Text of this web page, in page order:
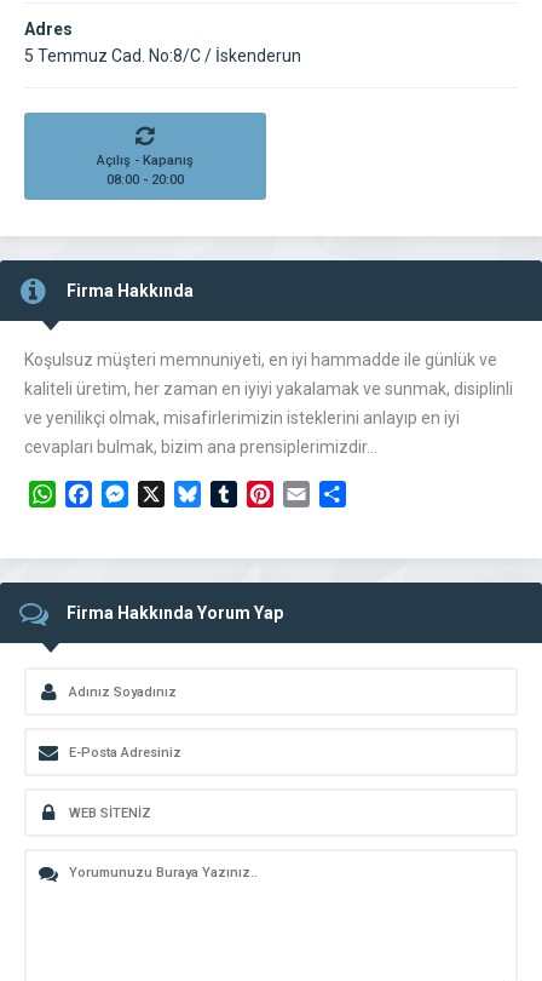
Adres
5 Temmuz Cad. No:8/C / İskenderun
Açılış - Kapanış
08:00 - 20:00
Firma Hakkında
Koşulsuz müşteri memnuniyeti, en iyi hammadde ile günlük ve
kaliteli üretim, her zaman en iyiyi yakalamak ve sunmak, disiplinli
ve yenilikçi olmak, misafirlerimizin isteklerini anlayıp en iyi
cevapları bulmak, bizim ana prensiplerimizdir…
WhatsAppFacebookMessengerBlueskyTumblrPinterest
Email
Firma Hakkında Yorum Yap